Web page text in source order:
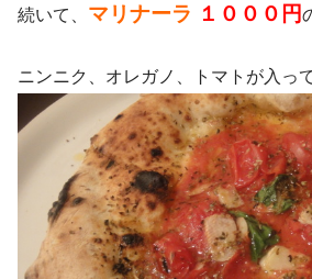
続いて、 マリナーラ １０００円
ニンニク、オレガノ、トマトが入っ